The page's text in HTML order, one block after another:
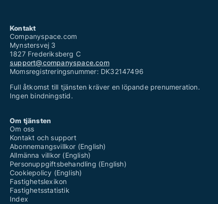
Kontakt
Companyspace.com
Mynstersvej 3
1827 Frederiksberg C
support@companyspace.com
Momsregistreringsnummer: DK32147496
Full åtkomst till tjänsten kräver en löpande prenumeration.
Ingen bindningstid.
Om tjänsten
Om oss
Kontakt och support
Abonnemangsvillkor (English)
Allmänna villkor (English)
Personuppgiftsbehandling (English)
Cookiepolicy (English)
Fastighetslexikon
Fastighetsstatistik
Index